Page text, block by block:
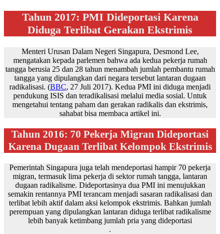
Tahun 2017: PMI Dideportasi Karena
Diduga Terlibat Gerakan Ekstrimis
Menteri Urusan Dalam Negeri Singapura, Desmond Lee,
mengatakan kepada parlemen bahwa ada kedua pekerja rumah
tangga berusia 25 dan 28 tahun menambah jumlah pembantu rumah
tangga yang dipulangkan dari negara tersebut lantaran dugaan
radikalisasi. (BBC, 27 Juli 2017). Kedua PMI ini diduga menjadi
pendukung ISIS dan teradikalisasi melalui media sosial. Untuk
mengetahui tentang paham dan gerakan radikalis dan ekstrimis,
sahabat bisa membaca artikel ini.
Tahun 2016: 70 Pekerja Migran Dideportasi
Karena Dugaan Terlibat Kelompok Ekstrimis
Pemerintah Singapura juga telah mendeportasi hampir 70 pekerja
migran, termasuk lima pekerja di sektor rumah tangga, lantaran
dugaan radikalisme. Dideportasinya dua PMI ini menujukkan
semakin rentannya PMI terancam menjadi sasaran radikalisasi dan
terlibat lebih aktif dalam aksi kelompok ekstrimis. Bahkan jumlah
perempuan yang dipulangkan lantaran diduga terlibat radikalisme
lebih banyak ketimbang jumlah pria yang dideportasi
.